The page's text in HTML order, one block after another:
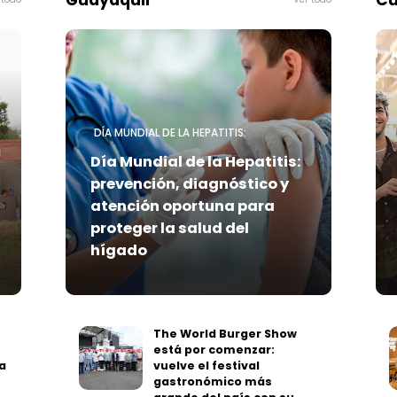
DÍA MUNDIAL DE LA HEPATITIS:
Día Mundial de la Hepatitis:
prevención, diagnóstico y
atención oportuna para
proteger la salud del
hígado
The World Burger Show
está por comenzar:
vuelve el festival
gastronómico más